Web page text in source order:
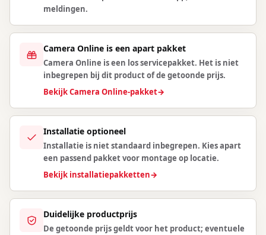
meldingen.
Camera Online is een apart pakket
Camera Online is een los servicepakket. Het is niet
inbegrepen bij dit product of de getoonde prijs.
Bekijk Camera Online-pakket→
Installatie optioneel
Installatie is niet standaard inbegrepen. Kies apart
een passend pakket voor montage op locatie.
Bekijk installatiepakketten→
Duidelijke productprijs
De getoonde prijs geldt voor het product; eventuele